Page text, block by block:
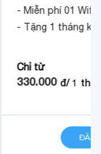
- Miễn phí 01 Wifi
- Tặng 1 tháng
Chỉ từ
330.000 đ/1